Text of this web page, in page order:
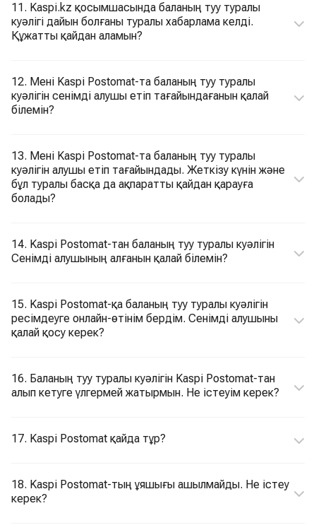
11. Kaspi.kz қосымшасында баланың туу туралы
куәлігі дайын болғаны туралы хабарлама келді.
Құжатты қайдан аламын?
12. Мені Kaspi Postomat-та баланың туу туралы
куәлігін сенімді алушы етіп тағайындағанын қалай
білемін?
13. Мені Kaspi Postomat-та баланың туу туралы
куәлігін алушы етіп тағайындады. Жеткізу күнін және
бұл туралы басқа да ақпаратты қайдан қарауға
болады?
14. Kaspi Postomat-тан баланың туу туралы куәлігін
Сенімді алушының алғанын қалай білемін?
15. Kaspi Postomat-қа баланың туу туралы куәлігін
ресімдеуге онлайн-өтінім бердім. Сенімді алушыны
қалай қосу керек?
16. Баланың туу туралы куәлігін Kaspi Postomat-тан
алып кетуге үлгермей жатырмын. Не істеуім керек?
17. Kaspi Postomat қайда тұр?
18. Kaspi Postomat-тың ұяшығы ашылмайды. Не істеу
керек?